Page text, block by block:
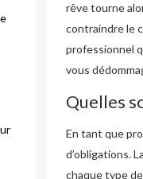
rêve tourne
contraindre le
professionnel
vous
Quelles
En tant que
d’obligations.
chaque type